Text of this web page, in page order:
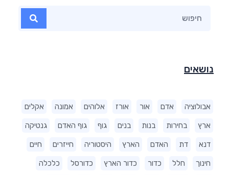
נושאים
אבולוציה אדם אור אורז אלוהים אמונה אקלים
ארץ בחירות בנות בנים גוף גוף האדם גנטיקה
דנא דת האדם הארץ היסטוריה חייזרים חיים
חינוך חלל כדור כדור הארץ כדורסל כלכלה